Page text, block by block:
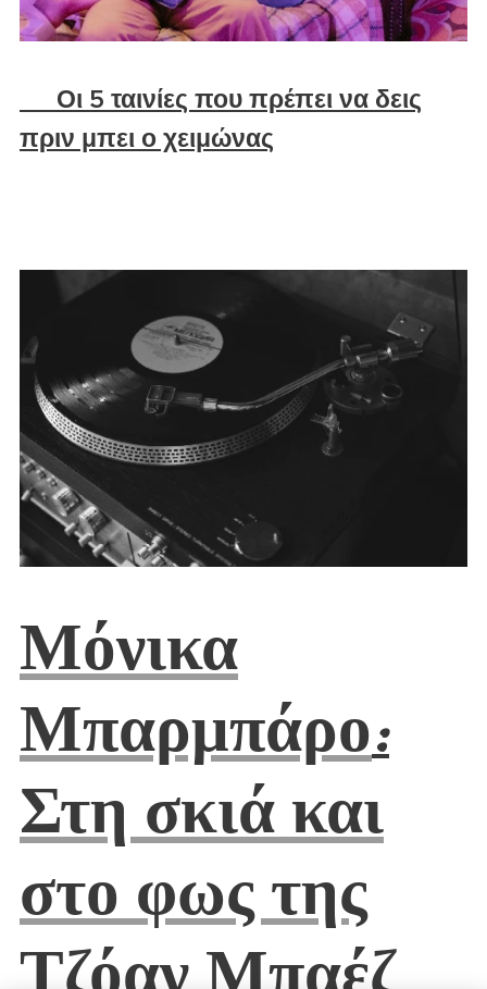
🎬 Οι 5 ταινίες που πρέπει να δεις
πριν μπει ο χειμώνας
Μόνικα
Μπαρμπάρο:
Στη σκιά και
στο φως της